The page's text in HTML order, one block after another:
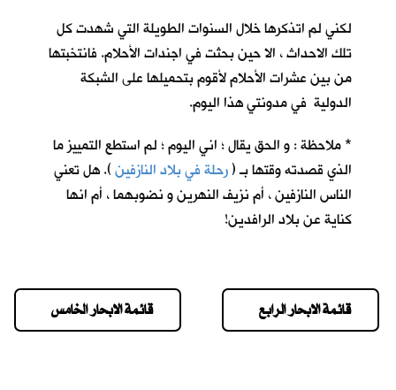
لكني لم اتذكرها خلال السنوات الطويلة التي شهدت كل
تلك الاحداث ، الا حين بحثت في اجندات الأحلام. فانتخبتها
من بين عشرات الأحلام لأقوم بتحميلها على الشبكة
الدولية في مدونتي هذا اليوم.
* ملاحظة : و الحق يقال ؛ اني اليوم ؛ لم استطع التمييز ما
الذي قصدته وقتها بـ (رحلة في بلاد النازفين). هل تعني
الناس النازفين ، أم نزيف النهرين و نضوبهما ، أم انها
كناية عن بلاد الرافدين!
قائمة الابحار الخامس قائمة الابحار الرابع